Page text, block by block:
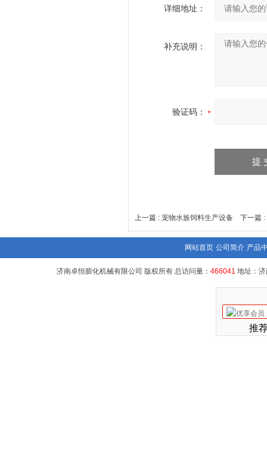
详细地址：
补充说明：
验证码：
上一篇 : 宠物水族饲料生产设备 下一篇
网站首页 公司简介 产品
济南卓恒膨化机械有限公司 版权所有 总访问量： 466041 地址：
推